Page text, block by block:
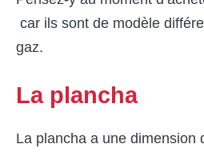
car ils sont de modèle
gaz.
La plancha
La plancha a une dimension